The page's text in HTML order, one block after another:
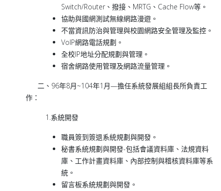
Switch/Router、撥接、MRTG、Cache Flow等。
協助與國網測試無線網路漫遊。
不當資訊防治與管理與校園網路安全管理及監控。
VoIP網路電話規劃。
全校IP地址分配規劃與管理。
宿舍網路使用管理及網路流量管理。
二、96年8月~104年1月—擔任系統發展組組長所負責工
作：
1.系統開發
職員簽到簽退系統規劃與開發。
秘書系統規劃與開發-包括會議資料庫、法規資料
庫、工作計畫資料庫、內部控制與稽核資料庫等系
統。
留言板系統規劃與開發。